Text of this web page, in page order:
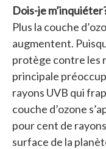
Dois-je
Plus la couche
augmentent.
protège contre les
principale
rayons UVB qui
couche d’ozone
pour cent de
surface de la